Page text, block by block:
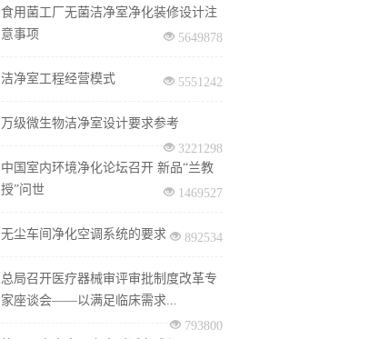
食用菌工厂无菌洁净室净化装修设计注
意事项
5649878
洁净室工程经营模式 5551242
万级微生物洁净室设计要求参考
3221298
中国室内环境净化论坛召开 新品“兰教
授”问世
1469527
无尘车间净化空调系统的要求 892534
总局召开医疗器械审评审批制度改革专
家座谈会——以满足临床需求...
793800